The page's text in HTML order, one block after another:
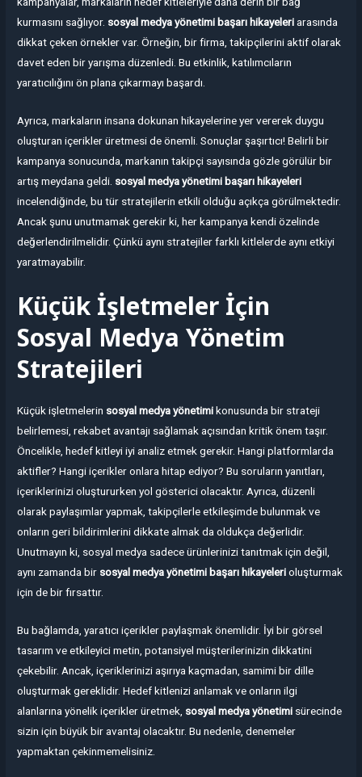
kurmasını sağlıyor. sosyal medya yönetimi başarı hikayeleriarasında
dikkat çeken örnekler var. Örneğin, bir firma, takipçilerini aktif olarak
davet eden bir yarışma düzenledi. Bu etkinlik, katılımcıların
yaratıcılığını ön plana çıkarmayı başardı.
Ayrıca, markaların insana dokunan hikayelerine yer vererek duygu
oluşturan içerikler üretmesi de önemli. Sonuçlar şaşırtıcı! Belirli bir
kampanya sonucunda, markanın takipçi sayısında gözle görülür bir
artış meydana geldi. sosyal medya yönetimi başarı hikayeleri
incelendiğinde, bu tür stratejilerin etkili olduğu açıkça görülmektedir.
Ancak şunu unutmamak gerekir ki, her kampanya kendi özelinde
değerlendirilmelidir. Çünkü aynı stratejiler farklı kitlelerde aynı etkiyi
yaratmayabilir.
Küçük İşletmeler İçin
Sosyal Medya Yönetim
Stratejileri
Küçük işletmelerin sosyal medya yönetimikonusunda bir strateji
belirlemesi, rekabet avantajı sağlamak açısından kritik önem taşır.
Öncelikle, hedef kitleyi iyi analiz etmek gerekir. Hangi platformlarda
aktifler? Hangi içerikler onlara hitap ediyor? Bu soruların yanıtları,
içeriklerinizi oluştururken yol gösterici olacaktır. Ayrıca, düzenli
olarak paylaşımlar yapmak, takipçilerle etkileşimde bulunmak ve
onların geri bildirimlerini dikkate almak da oldukça değerlidir.
Unutmayın ki, sosyal medya sadece ürünlerinizi tanıtmak için değil,
aynı zamanda bir sosyal medya yönetimi başarı hikayelerioluşturmak
için de bir fırsattır.
Bu bağlamda, yaratıcı içerikler paylaşmak önemlidir. İyi bir görsel
tasarım ve etkileyici metin, potansiyel müşterilerinizin dikkatini
çekebilir. Ancak, içeriklerinizi aşırıya kaçmadan, samimi bir dille
oluşturmak gereklidir. Hedef kitlenizi anlamak ve onların ilgi
alanlarına yönelik içerikler üretmek, sosyal medya yönetimi sürecinde
sizin için büyük bir avantaj olacaktır. Bu nedenle, denemeler
yapmaktan çekinmemelisiniz.